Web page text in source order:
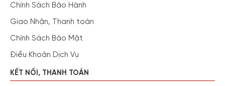
Chính Sách Bảo Hành
Giao Nhận, Thanh toán
Chính Sách Bảo Mật
Điều Khoản Dịch Vụ
KẾT NỐI, THANH TOÁN